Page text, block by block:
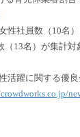
性社員数（10名
（13名）が集計対
活躍に関する優良